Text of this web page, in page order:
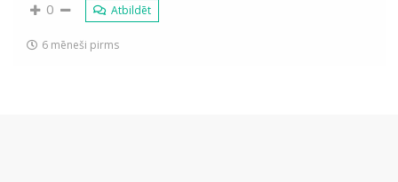
0 Atbildēt
6 mēneši pirms